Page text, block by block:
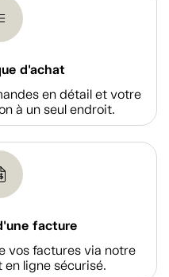
d'achat
en détail et votre
à un seul endroit.
facture
vos factures via notre
ligne sécurisé.